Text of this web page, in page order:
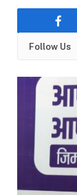
Follow Us